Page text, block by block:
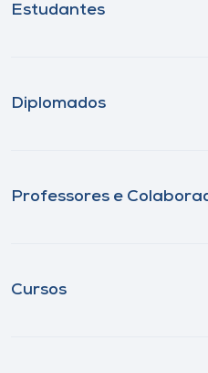
Estudantes
Diplomados
Professores e
Cursos